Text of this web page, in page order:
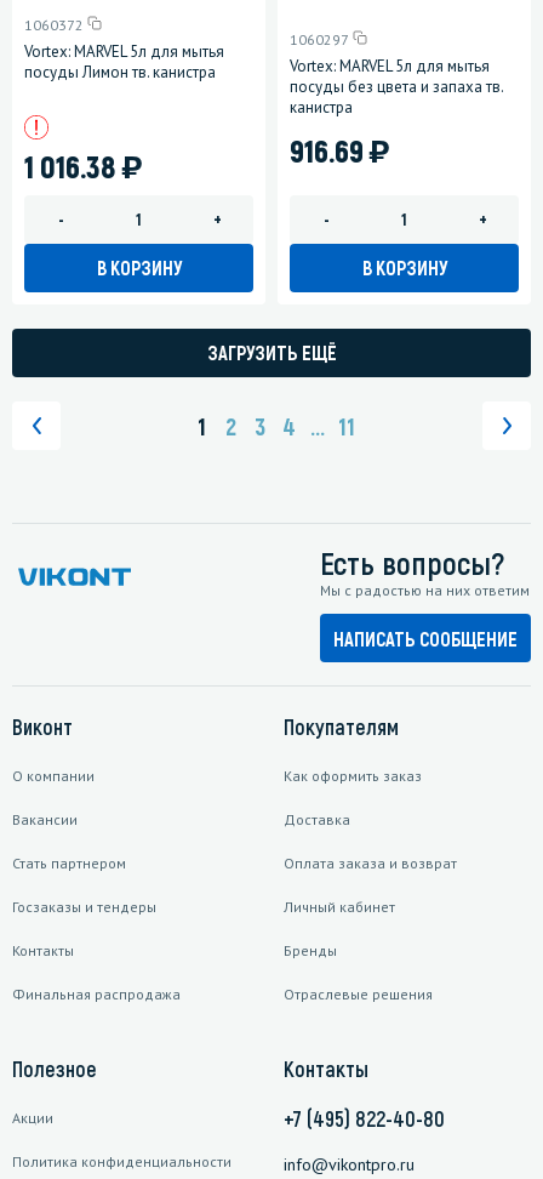
1060372
Vortex: MARVEL 5л для мытья
посуды Лимон тв. канистра
1 016.38)
- +
В КОРЗИНУ
1060297
Vortex: MARVEL 5л для мытья
посуды без цвета и запаха тв.
канистра
916.69)
- +
В КОРЗИНУ
ЗАГРУЗИТЬ ЕЩЁ
1 2 3 4 ... 11
Есть вопросы?
Мы с радостью на них ответим
НАПИСАТЬ СООБЩЕНИЕ
Виконт
О компании
Вакансии
Стать партнером
Госзаказы и тендеры
Контакты
Финальная распродажа
Покупателям
Как оформить заказ
Доставка
Оплата заказа и возврат
Личный кабинет
Бренды
Отраслевые решения
Полезное
Акции
Политика конфиденциальности
Контакты
+7 (495) 822-40-80
info@vikontpro.ru